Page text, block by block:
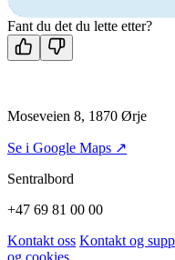
Kontakt oss
Fant du det du lette etter?
Moseveien 8, 1870 Ørje
Se i Google Maps ↗
Sentralbord
+47 69 81 00 00
Kontakt oss Kontakt og
og cookies